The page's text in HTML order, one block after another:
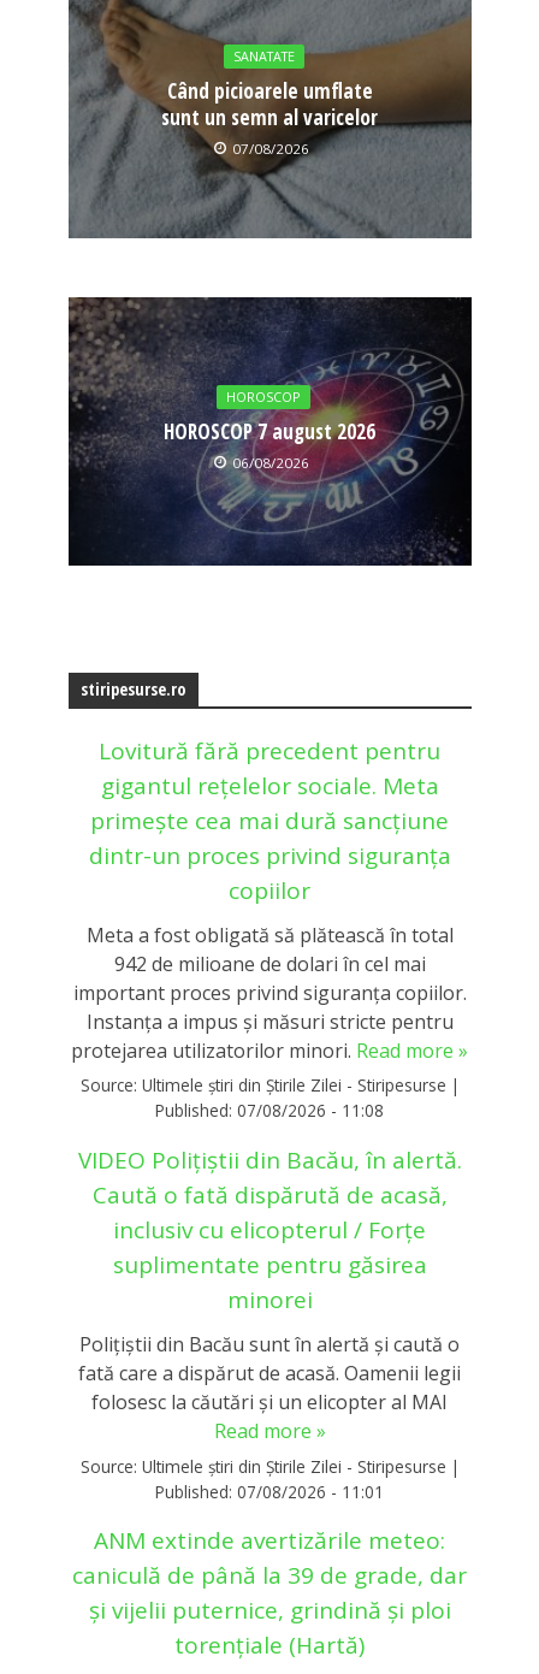
SANATATE
Când picioarele umflate
sunt un semn al varicelor
07/08/2026
HOROSCOP
HOROSCOP 7 august 2026
06/08/2026
stiripesurse.ro
Lovitură fără precedent pentru
gigantul rețelelor sociale. Meta
primește cea mai dură sancțiune
dintr-un proces privind siguranța
copiilor
Meta a fost obligată să plătească în total
942 de milioane de dolari în cel mai
important proces privind siguranța copiilor.
Instanța a impus și măsuri stricte pentru
protejarea utilizatorilor minori. Read more »
Source: Ultimele știri din Știrile Zilei - Stiripesurse |
Published: 07/08/2026 - 11:08
VIDEO Polițiștii din Bacău, în alertă.
Caută o fată dispărută de acasă,
inclusiv cu elicopterul / Forțe
suplimentate pentru găsirea
minorei
Polițiștii din Bacău sunt în alertă și caută o
fată care a dispărut de acasă. Oamenii legii
folosesc la căutări și un elicopter al MAI
Read more »
Source: Ultimele știri din Știrile Zilei - Stiripesurse |
Published: 07/08/2026 - 11:01
ANM extinde avertizările meteo:
caniculă de până la 39 de grade, dar
și vijelii puternice, grindină și ploi
torențiale (Hartă)